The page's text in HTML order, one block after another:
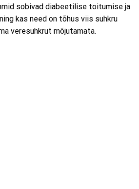
sobivad diabeetilise toitumise ja
kas need on tõhus viis suhkru
veresuhkrut mõjutamata.